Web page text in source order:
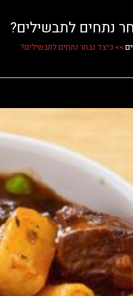
נתחים לתבשילים?
>> כיצד נבחר נתחים לתבשילים?